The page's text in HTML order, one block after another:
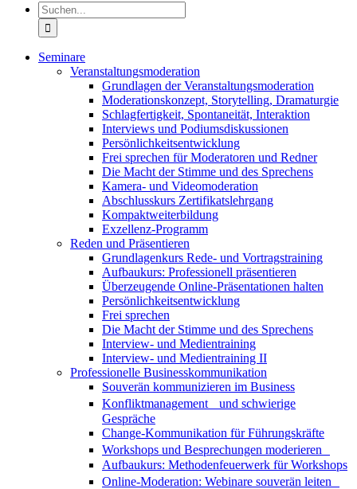
Suche
nach:
Seminare
Veranstaltungsmoderation
Grundlagen der Veranstaltungsmoderation
Moderationskonzept, Storytelling, Dramaturgie
Schlagfertigkeit, Spontaneität, Interaktion
Interviews und Podiumsdiskussionen
Persönlichkeitsentwicklung
Frei sprechen für Moderatoren und Redner
Die Macht der Stimme und des Sprechens
Kamera- und Videomoderation
Abschlusskurs Zertifikatslehrgang
Kompaktweiterbildung
Exzellenz-Programm
Reden und Präsentieren
Grundlagenkurs Rede- und Vortragstraining
Aufbaukurs: Professionell präsentieren
Überzeugende Online-Präsentationen halten
Persönlichkeitsentwicklung
Frei sprechen
Die Macht der Stimme und des Sprechens
Interview- und Medientraining
Interview- und Medientraining II
Professionelle Businesskommunikation
Souverän kommunizieren im Business
Konfliktmanagement und schwierige
Gespräche
Change-Kommunikation für Führungskräfte
Workshops und Besprechungen moderieren
Aufbaukurs: Methodenfeuerwerk für Workshops
Online-Moderation: Webinare souverän leiten